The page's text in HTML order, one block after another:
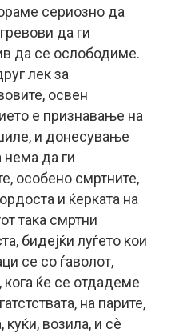
сериозно да
да ги
да се ослободиме.
лек за
освен
е признавање на
и донесување
нема да ги
особено смртните,
и ќерката на
така смртни
бидејќи луѓето кои
се со ѓаволот,
ќе се отдадеме
на парите,
куќи, возила, и сè